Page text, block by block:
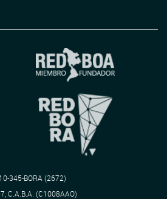
345-BORA (2672)
C.A.B.A. (C1008AAO)